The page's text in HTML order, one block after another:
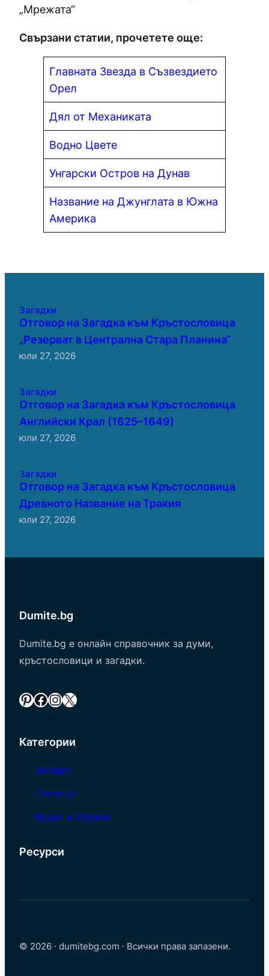
„Мрежата“
Свързани статии, прочетете още:
Главната Звезда в Съзвездието
Орел
Дял от Механиката
Водно Цвете
Унгарски Остров на Дунав
Название на Джунглата в Южна
Америка
Загадки
Отговор на Загадка към Кръстословица
„Резерват в Централна Стара Планина“
юли 27, 2026
Загадки
Отговор на Загадка към Кръстословица
Английски Крал (1625–1649)
юли 27, 2026
Загадки
Отговор на Загадка към Кръстословица
Древното Название на Тракия
юли 27, 2026
Dumite.bg
Dumite.bg е онлайн справочник за думи,
кръстословици и загадки.
Pinterest Facebook InstagramX
Категории
Загадки
Столици
Фрази и Изрази
Ресурси
© 2026 · dumitebg.com · Всички права запазени.